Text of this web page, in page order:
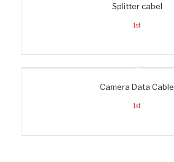
Splitter cabel
1st
Camera Data Cable
1st